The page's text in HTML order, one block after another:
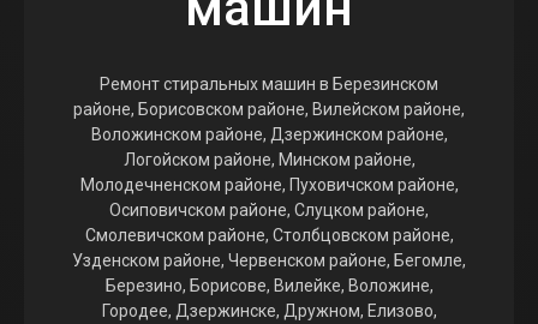
Ремонт стиральных машин в Березинском
районе, Борисовском районе, Вилейском районе,
Воложинском районе, Дзержинском районе,
Логойском районе, Минском районе,
Молодечненском районе, Пуховичском районе,
Осиповичском районе, Слуцком районе,
Смолевичском районе, Столбцовском районе,
Узденском районе, Червенском районе, Бегомле,
Березино, Борисове, Вилейке, Воложине,
Городее, Дзержинске, Дружном, Елизово,